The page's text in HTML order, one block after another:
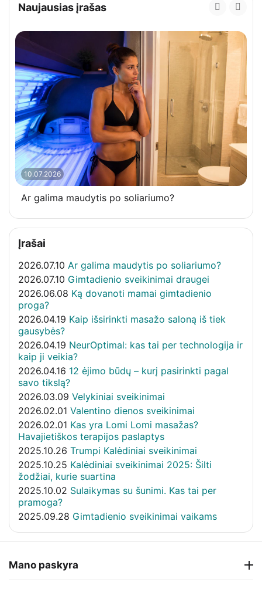
Naujausias įrašas
10.07.2026
Ar galima maudytis po soliariumo?
Įrašai
2026.07.10 Ar galima maudytis po soliariumo?
2026.07.10 Gimtadienio sveikinimai draugei
2026.06.08 Ką dovanoti mamai gimtadienio
proga?
2026.04.19 Kaip išsirinkti masažo saloną iš tiek
gausybės?
2026.04.19 NeurOptimal: kas tai per technologija ir
kaip ji veikia?
2026.04.16 12 ėjimo būdų – kurį pasirinkti pagal
savo tikslą?
2026.03.09 Velykiniai sveikinimai
2026.02.01 Valentino dienos sveikinimai
2026.02.01 Kas yra Lomi Lomi masažas?
Havajietiškos terapijos paslaptys
2025.10.26 Trumpi Kalėdiniai sveikinimai
2025.10.25 Kalėdiniai sveikinimai 2025: Šilti
žodžiai, kurie suartina
2025.10.02 Sulaikymas su šunimi. Kas tai per
pramoga?
2025.09.28 Gimtadienio sveikinimai vaikams
Mano paskyra